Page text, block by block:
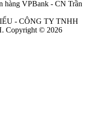
hàng VPBank - CN Trần
- CÔNG TY TNHH
Copyright © 2026